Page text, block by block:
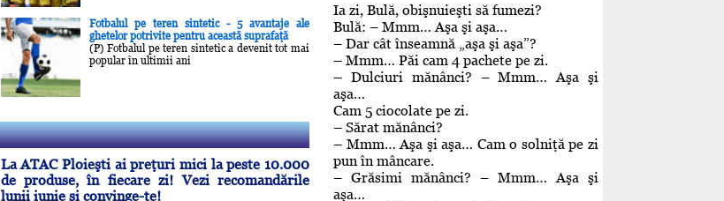
Fotbalul pe teren sintetic - 5 avantaje ale
ghetelor potrivite pentru această suprafaţă
(P) Fotbalul pe teren sintetic a devenit tot mai
popular în ultimii ani
La ATAC Ploieşti ai preţuri mici la peste 10.000
de produse, în fiecare zi! Vezi recomandările
lunii iunie şi convinge-te!
Ia zi, Bulă, obişnuieşti să fumezi?
Bulă: – Mmm… Aşa şi aşa…
– Dar cât înseamnă „aşa şi aşa”?
– Mmm… Păi cam 4 pachete pe zi.
– Dulciuri mănânci? – Mmm… Aşa şi
aşa…
Cam 5 ciocolate pe zi.
– Sărat mănânci?
– Mmm… Aşa şi aşa… Cam o solniţă pe zi
pun în mâncare.
– Grăsimi mănânci? – Mmm… Aşa şi
aşa…